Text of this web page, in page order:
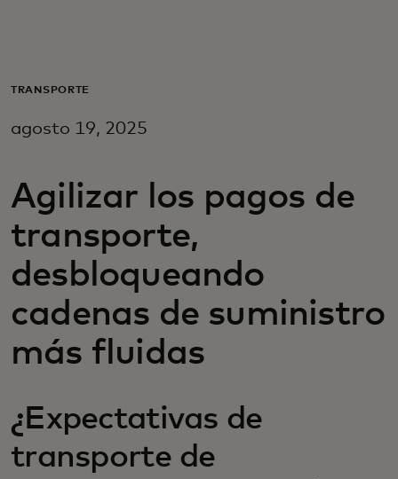
Para empresas
Para innovadores
Noticias y tendencias
TRANSPORTE
agosto 19, 2025
Agilizar los pagos de
transporte,
desbloqueando
cadenas de suministro
más fluidas
¿Expectativas de
transporte de